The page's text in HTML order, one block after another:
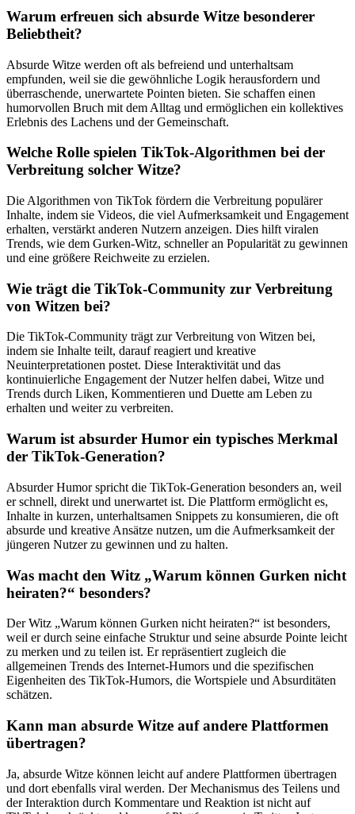
Warum erfreuen sich absurde Witze besonderer
Beliebtheit?
Absurde Witze werden oft als befreiend und unterhaltsam
empfunden, weil sie die gewöhnliche Logik herausfordern und
überraschende, unerwartete Pointen bieten. Sie schaffen einen
humorvollen Bruch mit dem Alltag und ermöglichen ein kollektives
Erlebnis des Lachens und der Gemeinschaft.
Welche Rolle spielen TikTok-Algorithmen bei der
Verbreitung solcher Witze?
Die Algorithmen von TikTok fördern die Verbreitung populärer
Inhalte, indem sie Videos, die viel Aufmerksamkeit und Engagement
erhalten, verstärkt anderen Nutzern anzeigen. Dies hilft viralen
Trends, wie dem Gurken-Witz, schneller an Popularität zu gewinnen
und eine größere Reichweite zu erzielen.
Wie trägt die TikTok-Community zur Verbreitung
von Witzen bei?
Die TikTok-Community trägt zur Verbreitung von Witzen bei,
indem sie Inhalte teilt, darauf reagiert und kreative
Neuinterpretationen postet. Diese Interaktivität und das
kontinuierliche Engagement der Nutzer helfen dabei, Witze und
Trends durch Liken, Kommentieren und Duette am Leben zu
erhalten und weiter zu verbreiten.
Warum ist absurder Humor ein typisches Merkmal
der TikTok-Generation?
Absurder Humor spricht die TikTok-Generation besonders an, weil
er schnell, direkt und unerwartet ist. Die Plattform ermöglicht es,
Inhalte in kurzen, unterhaltsamen Snippets zu konsumieren, die oft
absurde und kreative Ansätze nutzen, um die Aufmerksamkeit der
jüngeren Nutzer zu gewinnen und zu halten.
Was macht den Witz „Warum können Gurken nicht
heiraten?“ besonders?
Der Witz „Warum können Gurken nicht heiraten?“ ist besonders,
weil er durch seine einfache Struktur und seine absurde Pointe leicht
zu merken und zu teilen ist. Er repräsentiert zugleich die
allgemeinen Trends des Internet-Humors und die spezifischen
Eigenheiten des TikTok-Humors, die Wortspiele und Absurditäten
schätzen.
Kann man absurde Witze auf andere Plattformen
übertragen?
Ja, absurde Witze können leicht auf andere Plattformen übertragen
und dort ebenfalls viral werden. Der Mechanismus des Teilens und
der Interaktion durch Kommentare und Reaktion ist nicht auf